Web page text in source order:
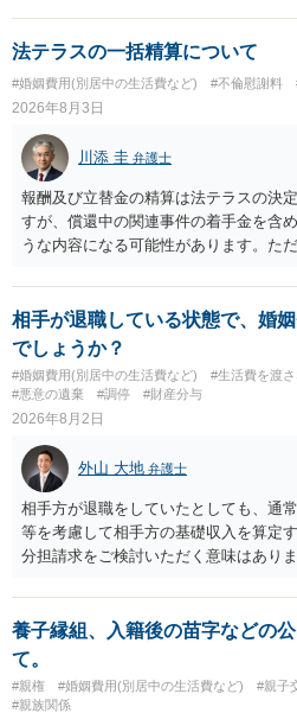
完全に所有する場合は、他の相続人に
償金の支払いが必要になります。
法テラスの一括精算について
#婚姻費用(別居中の生活費など) #不倫慰謝料
2026年8月3日
川添 圭 弁護士
報酬及び立替金の精算は法テラスの決
すが、償還中の関連事件の着手金を含
うな内容になる可能性があります。た
情によって対応が違いますので、法テ
実です。
相手が退職している状態で、婚
でしょうか？
#婚姻費用(別居中の生活費など) #生活費を渡
#悪意の遺棄
#調停 #財産分与
2026年8月2日
外山 大地 弁護士
相手方が退職をしていたとしても、通
等を考慮して相手方の基礎収入を算定
分担請求をご検討いただく意味はあり
て、ご検討いただくのが良いかと思い
養子縁組、入籍後の苗字などの
て。
#親権 #婚姻費用(別居中の生活費など) #親子
#親族関係